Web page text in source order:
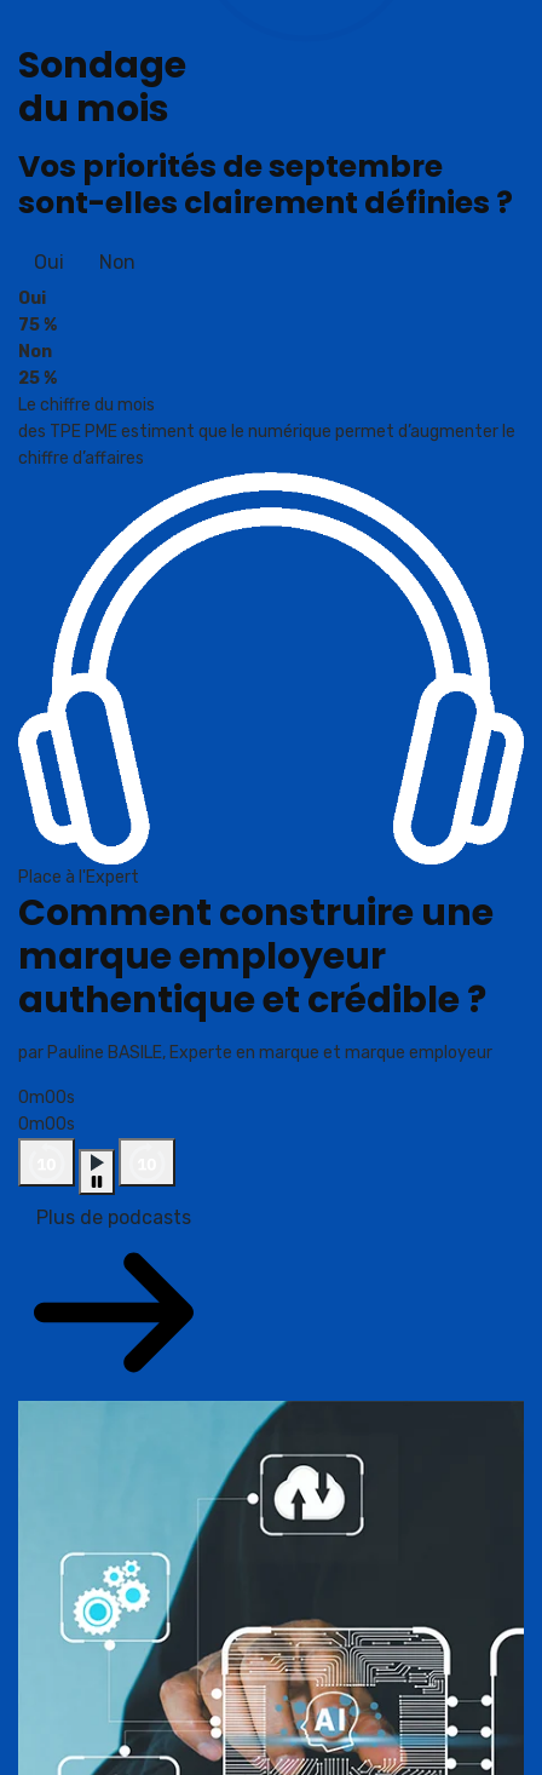
Sondage
du mois
Vos priorités de septembre
sont-elles clairement définies ?
Oui Non
Oui
75 %
Non
25 %
Le chiffre du mois
des TPE PME estiment que le numérique permet d’augmenter le
chiffre d’affaires
Place à l'Expert
Comment construire une
marque employeur
authentique et crédible ?
par Pauline BASILE, Experte en marque et marque employeur
0m00s
0m00s
Plus de podcasts